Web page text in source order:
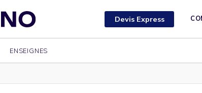
Devis Express
ENSEIGNES